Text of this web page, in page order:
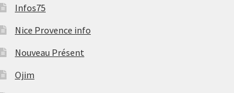
Infos75
Nice Provence info
Nouveau Présent
Ojim